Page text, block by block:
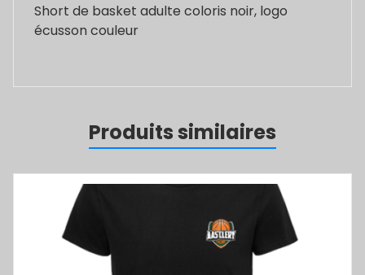
Short de basket adulte coloris noir, logo
écusson couleur
Produits similaires